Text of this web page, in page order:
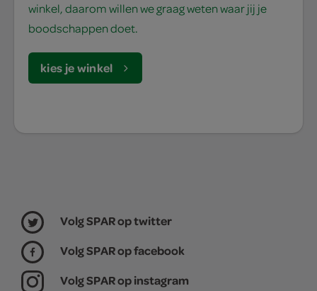
winkel, daarom willen we graag weten waar jij je
boodschappen doet.
kies je winkel
Volg SPAR op twitter
Volg SPAR op facebook
Volg SPAR op instagram